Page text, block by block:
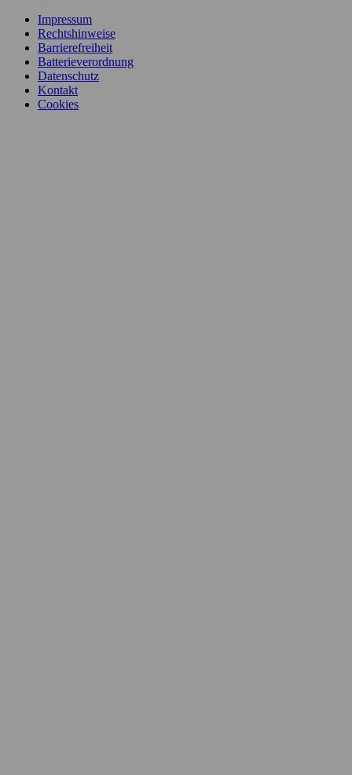
Impressum
Rechtshinweise
Barrierefreiheit
Batterieverordnung
Datenschutz
Kontakt
Cookies